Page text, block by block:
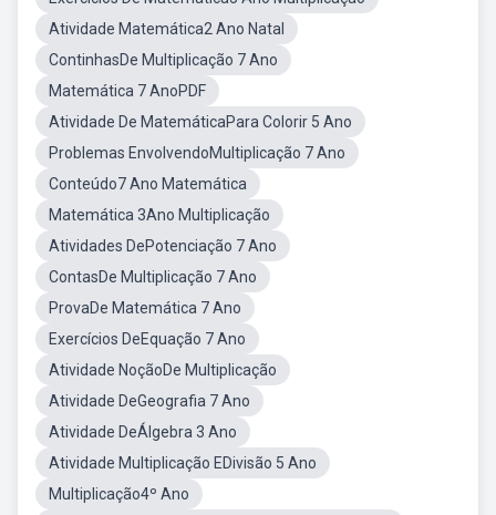
Atividade Matemática2 Ano Natal
ContinhasDe Multiplicação 7 Ano
Matemática 7 AnoPDF
Atividade De MatemáticaPara Colorir 5 Ano
Problemas EnvolvendoMultiplicação 7 Ano
Conteúdo7 Ano Matemática
Matemática 3Ano Multiplicação
Atividades DePotenciação 7 Ano
ContasDe Multiplicação 7 Ano
ProvaDe Matemática 7 Ano
Exercícios DeEquação 7 Ano
Atividade NoçãoDe Multiplicação
Atividade DeGeografia 7 Ano
Atividade DeÁlgebra 3 Ano
Atividade Multiplicação EDivisão 5 Ano
Multiplicação4º Ano